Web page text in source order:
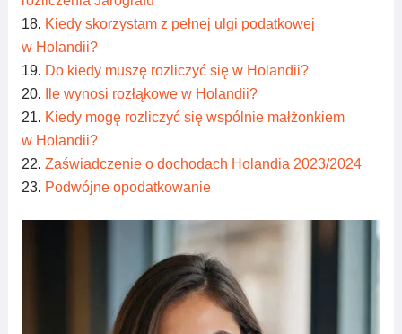
Kiedy skorzystam z pełnej ulgi podatkowej
w Holandii?
Do kiedy muszę rozliczyć się w Holandii?
Ile wynosi rozłąkowe w Holandii?
Kiedy mogę rozliczyć się wspólnie małżonkiem
w Holandii?
Zaświadczenie o dochodach Holandia 2023/2024
Podwójne opodatkowanie